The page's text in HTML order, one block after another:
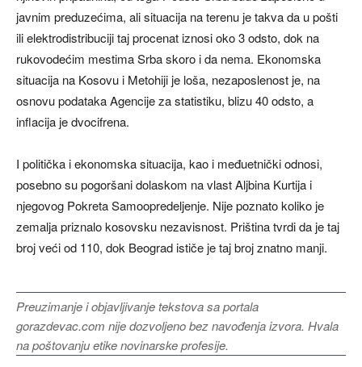
javnim preduzećima, ali situacija na terenu je takva da u pošti
ili elektrodistribuciji taj procenat iznosi oko 3 odsto, dok na
rukovodećim mestima Srba skoro i da nema. Ekonomska
situacija na Kosovu i Metohiji je loša, nezaposlenost je, na
osnovu podataka Agencije za statistiku, blizu 40 odsto, a
inflacija je dvocifrena.
I politička i ekonomska situacija, kao i međuetnički odnosi,
posebno su pogoršani dolaskom na vlast Aljbina Kurtija i
njegovog Pokreta Samoopredeljenje. Nije poznato koliko je
zemalja priznalo kosovsku nezavisnost. Priština tvrdi da je taj
broj veći od 110, dok Beograd ističe je taj broj znatno manji.
Preuzimanje i objavljivanje tekstova sa portala
gorazdevac.com nije dozvoljeno bez navođenja izvora. Hvala
na poštovanju etike novinarske profesije.